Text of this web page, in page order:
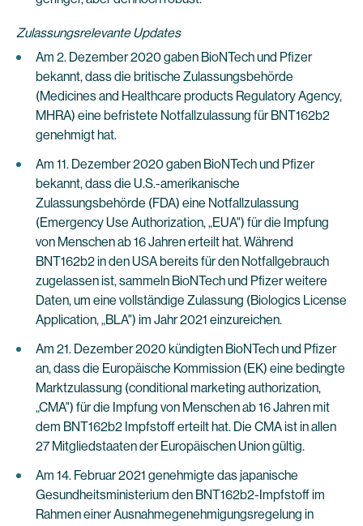
Zulassungsrelevante Updates
Am 2. Dezember 2020 gaben BioNTech und Pfizer
bekannt, dass die britische Zulassungsbehörde
(Medicines and Healthcare products Regulatory Agency,
MHRA) eine befristete Notfallzulassung für BNT162b2
genehmigt hat.
Am 11. Dezember 2020 gaben BioNTech und Pfizer
bekannt, dass die U.S.-amerikanische
Zulassungsbehörde (FDA) eine Notfallzulassung
(Emergency Use Authorization, „EUA") für die Impfung
von Menschen ab 16 Jahren erteilt hat. Während
BNT162b2 in den USA bereits für den Notfallgebrauch
zugelassen ist, sammeln BioNTech und Pfizer weitere
Daten, um eine vollständige Zulassung (Biologics License
Application, „BLA") im Jahr 2021 einzureichen.
Am 21. Dezember 2020 kündigten BioNTech und Pfizer
an, dass die Europäische Kommission (EK) eine bedingte
Marktzulassung (conditional marketing authorization,
„CMA") für die Impfung von Menschen ab 16 Jahren mit
dem BNT162b2 Impfstoff erteilt hat. Die CMA ist in allen
27 Mitgliedstaaten der Europäischen Union gültig.
Am 14. Februar 2021 genehmigte das japanische
Gesundheitsministerium den BNT162b2-Impfstoff im
Rahmen einer Ausnahmegenehmigungsregelung in